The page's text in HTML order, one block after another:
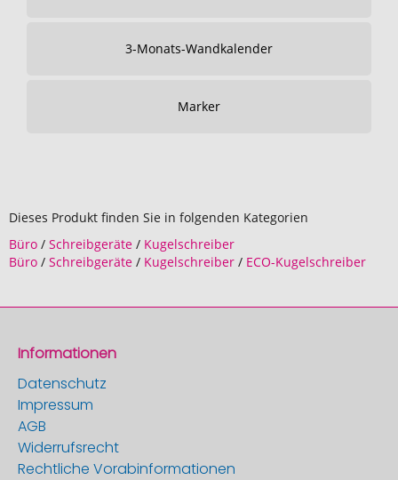
3-Monats-Wandkalender
Marker
Dieses Produkt finden Sie in folgenden Kategorien
Büro / Schreibgeräte / Kugelschreiber
Büro / Schreibgeräte / Kugelschreiber / ECO-Kugelschreiber
Informationen
Datenschutz
Impressum
AGB
Widerrufsrecht
Rechtliche Vorabinformationen